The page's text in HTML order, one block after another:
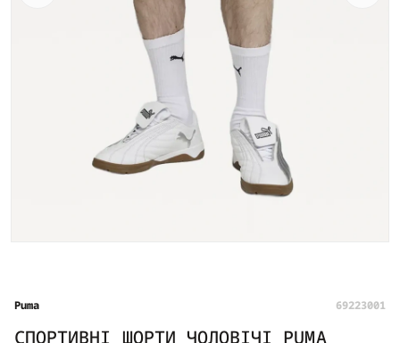
Puma 69223001
СПОРТИВНІ ШОРТИ ЧОЛОВІЧІ PUMA